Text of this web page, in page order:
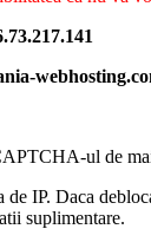
ul de
IP. Daca
suplimentare.